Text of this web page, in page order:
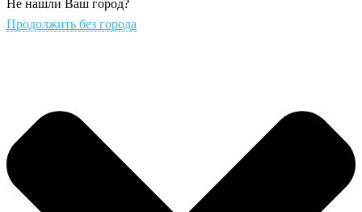
Не нашли Ваш город?
Продолжить без города